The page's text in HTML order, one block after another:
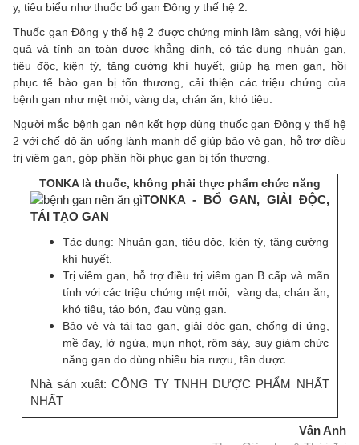
y, tiêu biểu như thuốc bổ gan Đông y thế hệ 2.
Thuốc gan Đông y thế hệ 2 được chứng minh lâm sàng, với hiệu
quả và tính an toàn được khẳng định, có tác dụng nhuận gan,
tiêu độc, kiện tỳ, tăng cường khí huyết, giúp hạ men gan, hồi
phục tế bào gan bị tổn thương, cải thiện các triệu chứng của
bệnh gan như mệt mỏi, vàng da, chán ăn, khó tiêu.
Người mắc bệnh gan nên kết hợp dùng thuốc gan Đông y thế hệ
2 với chế độ ăn uống lành mạnh để giúp bảo vệ gan, hỗ trợ điều
trị viêm gan, góp phần hồi phục gan bị tổn thương.
TONKA là thuốc, không phải thực phẩm chức năng
TONKA - BỔ GAN, GIẢI ĐỘC,
TÁI TẠO GAN
Tác dụng: Nhuận gan, tiêu độc, kiện tỳ, tăng cường
khí huyết.
Trị viêm gan, hỗ trợ điều trị viêm gan B cấp và mãn
tính với các triệu chứng mệt mỏi, vàng da, chán ăn,
khó tiêu, táo bón, đau vùng gan.
Bảo vệ và tái tạo gan, giải độc gan, chống dị ứng,
mề đay, lở ngứa, mụn nhọt, rôm sảy, suy giảm chức
năng gan do dùng nhiều bia rượu, tân dược.
Nhà sản xuất: CÔNG TY TNHH DƯỢC PHẨM NHẤT
NHẤT
Vân Anh